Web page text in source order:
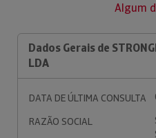
Algum
Dados Gerais de
LDA
DATA DE ÚLTIMA CONSULTA
RAZÃO SOCIAL